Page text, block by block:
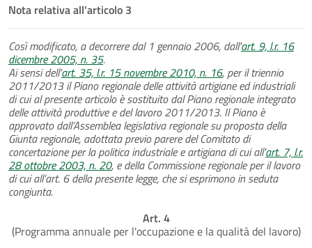
Nota relativa all'articolo 3
Così modificato, a decorrere dal 1 gennaio 2006, dall'art. 9, l.r. 16
dicembre 2005, n. 35.
Ai sensi dell'art. 35, l.r. 15 novembre 2010, n. 16, per il triennio
2011/2013 il Piano regionale delle attività artigiane ed industriali
di cui al presente articolo è sostituito dal Piano regionale integrato
delle attività produttive e del lavoro 2011/2013. Il Piano è
approvato dall’Assemblea legislativa regionale su proposta della
Giunta regionale, adottata previo parere del Comitato di
concertazione per la politica industriale e artigiana di cui all’art. 7, l.r.
28 ottobre 2003, n. 20, e della Commissione regionale per il lavoro
di cui all’art. 6 della presente legge, che si esprimono in seduta
congiunta.
Art. 4
(Programma annuale per l'occupazione e la qualità del lavoro)